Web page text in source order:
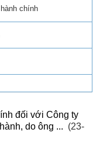
chính
đối với Công ty
do ông ... (23-